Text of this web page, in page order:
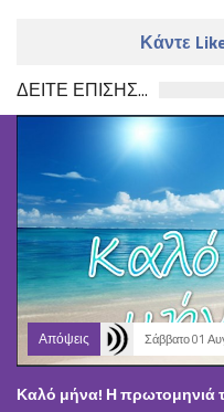
Κάντε
ΔΕΙΤΕ ΕΠΙΣΗΣ...
Απόψεις Σάββατο 01
Καλό μήνα! Η πρωτομηνιά